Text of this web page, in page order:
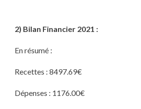
2) Bilan Financier 2021 :
En résumé :
Recettes : 8497.69€
Dépenses : 1176.00€